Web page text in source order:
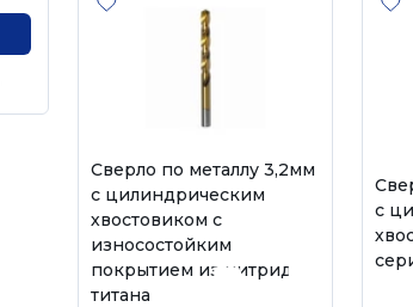
Сверло по металлу 3,2мм
с цилиндрическим
хвостовиком с
износостойким
покрытием из нитрид-
титана
с